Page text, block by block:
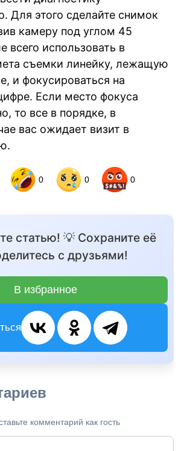
Для этого сделайте снимок
камеру под углом 45
всего использовать в
съемки линейку, лежащую
и фокусироваться на
Если место фокуса
то все в порядке, в
вас ожидает визит в
0 0 0
статью! 💡 Сохраните её
с друзьями!
В избранное
комментарий как гость